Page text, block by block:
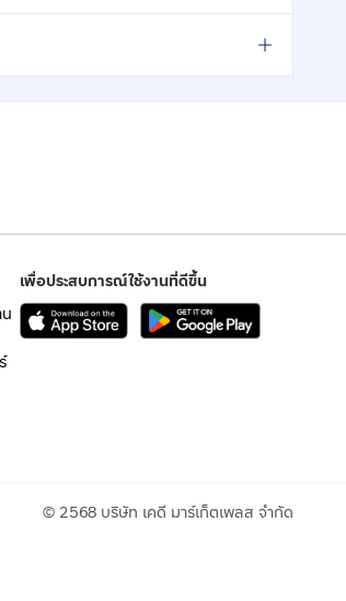
เพื่อประสบการณ์ใช้งานที่ดีขึ้น
© 2568 บริษัท เคดี มาร์เก็ตเพลส จำกัด